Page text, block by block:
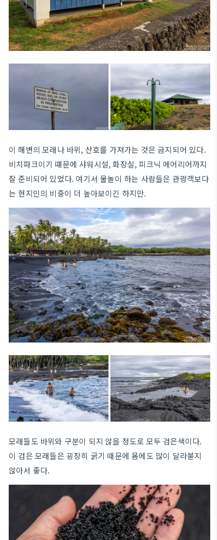
이 해변의 모래나 바위, 산호를 가져가는 것은 금지되어 있다.
비치파크이기 떄문에 샤워시설, 화장실, 피크닉 에어리어까지
잘 준비되어 있었다. 여기서 물놀이 하는 사람들은 관광객보다
는 현지인의 비중이 더 높아보이긴 하지만.
모래들도 바위와 구분이 되지 않을 정도로 모두 검은색이다.
이 검은 모래들은 굉장히 굵기 때문에 몸에도 많이 달라붇지
않아서 좋다.